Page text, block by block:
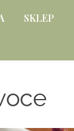
SKLEP